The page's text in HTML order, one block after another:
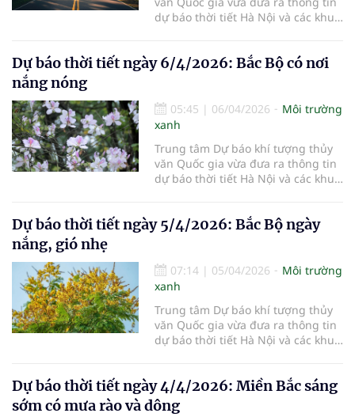
dự báo thời tiết Hà Nội và các khu
Dự báo thời tiết ngày 6/4/2026: Bắc Bộ có nơi
nắng nóng
05:45 | 06/04/2026
Môi trường
xanh
Trung tâm Dự báo khí tượng thủy
văn Quốc gia vừa đưa ra thông tin
dự báo thời tiết Hà Nội và các khu
Dự báo thời tiết ngày 5/4/2026: Bắc Bộ ngày
nắng, gió nhẹ
07:14 | 05/04/2026
Môi trường
xanh
Trung tâm Dự báo khí tượng thủy
văn Quốc gia vừa đưa ra thông tin
dự báo thời tiết Hà Nội và các khu
Dự báo thời tiết ngày 4/4/2026: Miền Bắc sáng
sớm có mưa rào và dông